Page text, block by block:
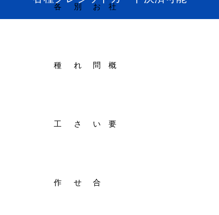
各
種
工
作
別
れ
さ
せ
お
問
い
合
社
概
要